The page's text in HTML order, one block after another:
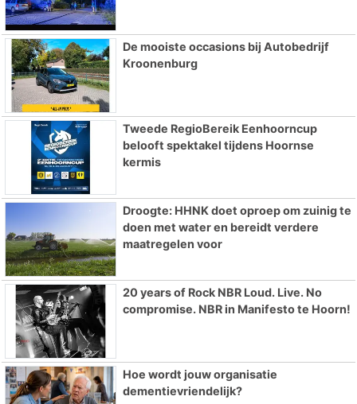
De mooiste occasions bij Autobedrijf
Kroonenburg
Tweede RegioBereik Eenhoorncup
belooft spektakel tijdens Hoornse
kermis
Droogte: HHNK doet oproep om zuinig te
doen met water en bereidt verdere
maatregelen voor
20 years of Rock NBR Loud. Live. No
compromise. NBR in Manifesto te Hoorn!
Hoe wordt jouw organisatie
dementievriendelijk?